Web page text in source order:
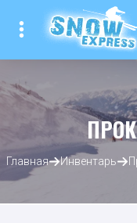
Главная Инвентарь